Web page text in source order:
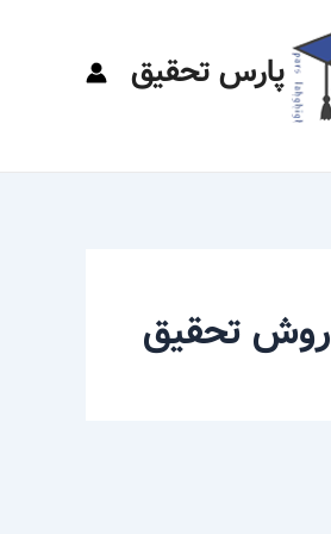
پارس تحقیق
روش تحقیق